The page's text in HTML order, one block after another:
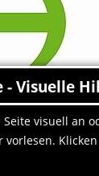
Bischöfe
Osteuropa. Seit